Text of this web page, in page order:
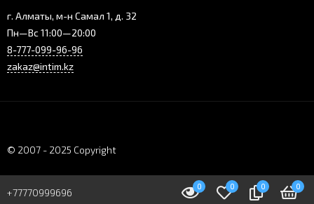
г. Алматы, м-н Самал 1, д. 32
Пн—Вс 11:00—20:00
8-777-099-96-96
zakaz@intim.kz
© 2007 - 2025 Copyright
0 0 0 0
+77770999696